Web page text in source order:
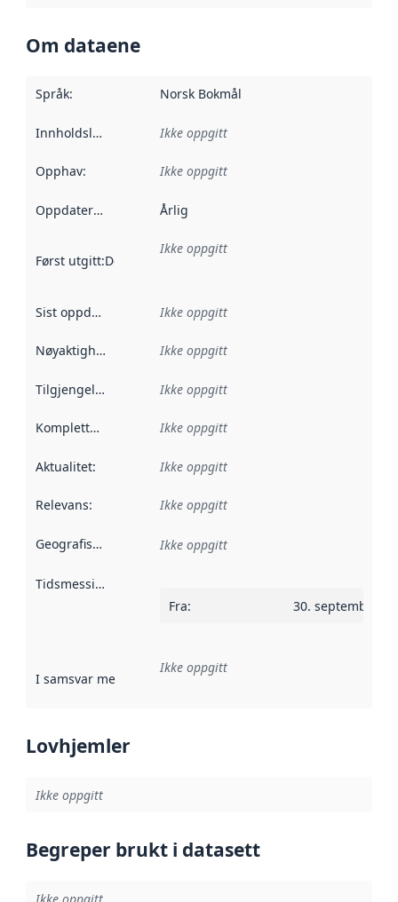
Om dataene
Språk: Norsk Bokmål
Innholdsleverandører :
Ikke oppgitt
Opphav: Ikke oppgitt
Oppdateringsfrekvens :
Årlig
Først utgitt:Denne datoen sier når dataene i dette
Ikke oppgitt
Sist oppdatert Ikke oppgitt
Nøyaktighet Ikke oppgitt
Tilgjengelighet Ikke oppgitt
Kompletthet Ikke oppgitt
Aktualitet: Ikke oppgitt
Relevans: Ikke oppgitt
Geografisk avgrensning :
Ikke oppgitt
Tidsmessig avgrensning
Fra: 30. september
I samsvar med Referanse til en implementasjonsregel
Ikke oppgitt
Lovhjemler
Ikke oppgitt
Begreper brukt i datasett